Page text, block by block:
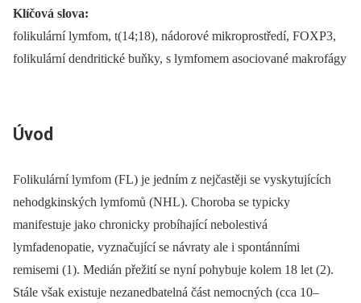
Klíčová slova:
folikulární lymfom, t(14;18), nádorové mikroprostředí, FOXP3,
folikulární dendritické buňky, s lymfomem asociované makrofágy
Úvod
Folikulární lymfom (FL) je jedním z nejčastěji se vyskytujících
nehodgkinských lymfomů (NHL). Choroba se typicky
manifestuje jako chronicky probíhající nebolestivá
lymfadenopatie, vyznačující se návraty ale i spontánními
remisemi (1). Medián přežití se nyní pohybuje kolem 18 let (2).
Stále však existuje nezanedbatelná část nemocných (cca 10–